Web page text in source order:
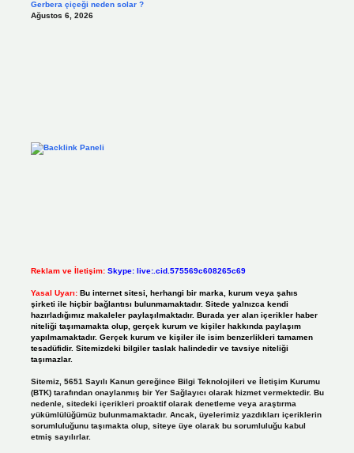
Gerbera çiçeği neden solar ?
Ağustos 6, 2026
Reklam ve İletişim: Skype: live:.cid.575569c608265c69
Yasal Uyarı: Bu internet sitesi, herhangi bir marka, kurum veya şahıs
şirketi ile hiçbir bağlantısı bulunmamaktadır. Sitede yalnızca kendi
hazırladığımız makaleler paylaşılmaktadır. Burada yer alan içerikler haber
niteliği taşımamakta olup, gerçek kurum ve kişiler hakkında paylaşım
yapılmamaktadır. Gerçek kurum ve kişiler ile isim benzerlikleri tamamen
tesadüfidir. Sitemizdeki bilgiler taslak halindedir ve tavsiye niteliği
taşımazlar.
Sitemiz, 5651 Sayılı Kanun gereğince Bilgi Teknolojileri ve İletişim Kurumu
(BTK) tarafından onaylanmış bir Yer Sağlayıcı olarak hizmet vermektedir. Bu
nedenle, sitedeki içerikleri proaktif olarak denetleme veya araştırma
yükümlülüğümüz bulunmamaktadır. Ancak, üyelerimiz yazdıkları içeriklerin
sorumluluğunu taşımakta olup, siteye üye olarak bu sorumluluğu kabul
etmiş sayılırlar.